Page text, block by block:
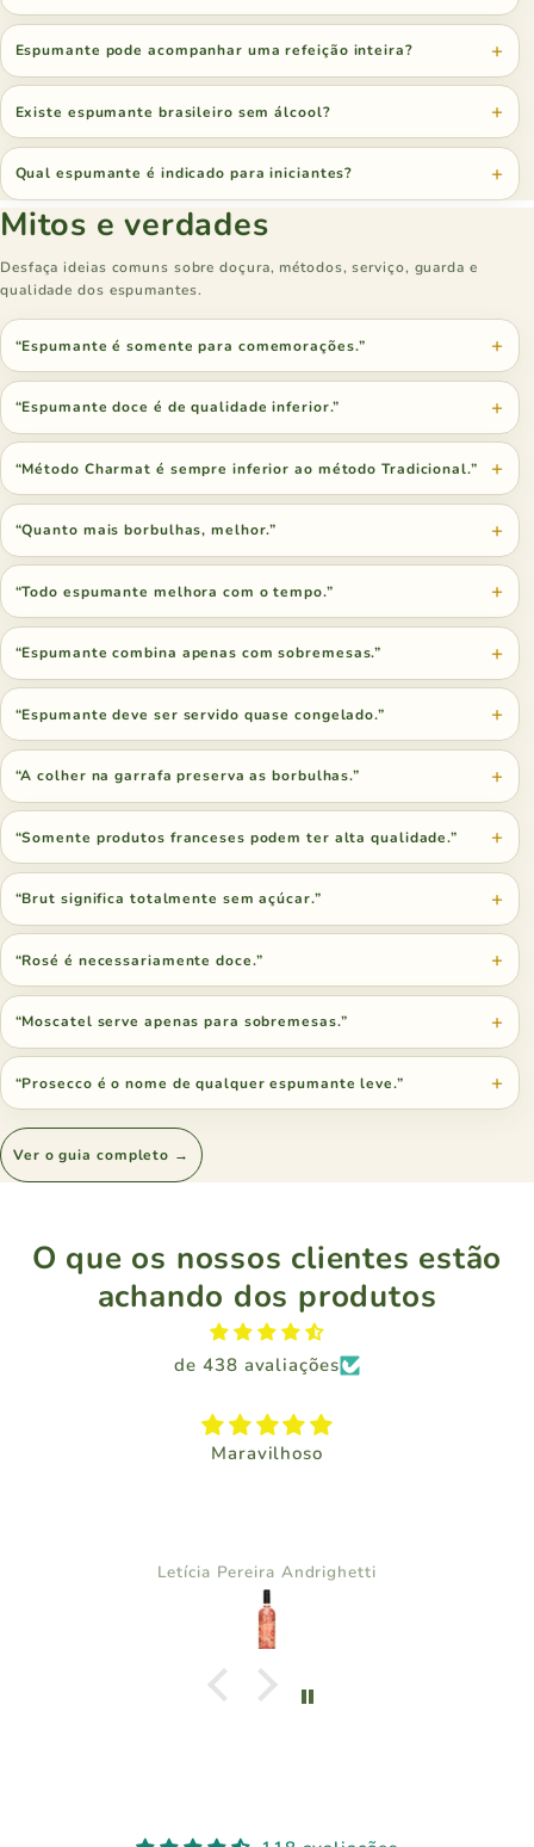
Espumante pode acompanhar uma refeição inteira?
Existe espumante brasileiro sem álcool?
Qual espumante é indicado para iniciantes?
Mitos e verdades
Desfaça ideias comuns sobre doçura, métodos, serviço, guarda e
qualidade dos espumantes.
“Espumante é somente para comemorações.”
“Espumante doce é de qualidade inferior.”
“Método Charmat é sempre inferior ao método Tradicional.”
“Quanto mais borbulhas, melhor.”
“Todo espumante melhora com o tempo.”
“Espumante combina apenas com sobremesas.”
“Espumante deve ser servido quase congelado.”
“A colher na garrafa preserva as borbulhas.”
“Somente produtos franceses podem ter alta qualidade.”
“Brut significa totalmente sem açúcar.”
“Rosé é necessariamente doce.”
“Moscatel serve apenas para sobremesas.”
“Prosecco é o nome de qualquer espumante leve.”
Ver o guia completo →
O que os nossos clientes estão
achando dos produtos
de 438 avaliações
Maravilhoso
Letícia Pereira Andrighetti